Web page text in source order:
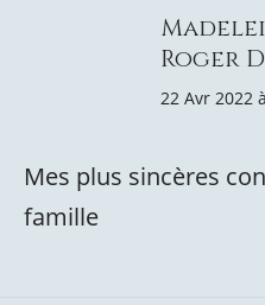
Roger
22 Avr 2022
Mes plus sincères
famille